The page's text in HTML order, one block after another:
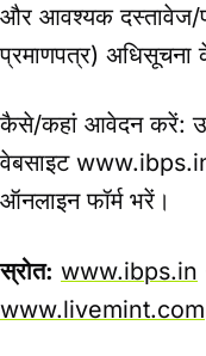
और आवश्यक दस्तावेज/
प्रमाणपत्र)
कैसे/कहां आवेदन करें:
वेबसाइट
ऑनलाइन फॉर्म भरें।
स्रोत: www.ibps.in
www.livemint.com